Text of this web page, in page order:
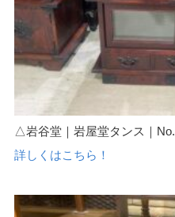
△岩谷堂｜岩屋堂タンス｜
詳しくはこちら！